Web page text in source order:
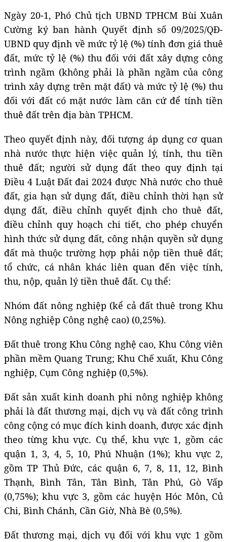
Ngày 20-1, Phó Chủ tịch UBND TPHCM Bùi Xuân
Cường ký ban hành Quyết định số 09/2025/QĐ-
UBND quy định về mức tỷ lệ (%) tính đơn giá thuê
đất, mức tỷ lệ (%) thu đối với đất xây dựng công
trình ngầm (không phải là phần ngầm của công
trình xây dựng trên mặt đất) và mức tỷ lệ (%) thu
đối với đất có mặt nước làm căn cứ để tính tiền
thuê đất trên địa bàn TPHCM.
Theo quyết định này, đối tượng áp dụng cơ quan
nhà nước thực hiện việc quản lý, tính, thu tiền
thuê đất; người sử dụng đất theo quy định tại
Điều 4 Luật Đất đai 2024 được Nhà nước cho thuê
đất, gia hạn sử dụng đất, điều chỉnh thời hạn sử
dụng đất, điều chỉnh quyết định cho thuê đất,
điều chỉnh quy hoạch chi tiết, cho phép chuyển
hình thức sử dụng đất, công nhận quyền sử dụng
đất mà thuộc trường hợp phải nộp tiền thuê đất;
tổ chức, cá nhân khác liên quan đến việc tính,
thu, nộp, quản lý tiền thuê đất. Cụ thể:
Nhóm đất nông nghiệp (kể cả đất thuê trong Khu
Nông nghiệp Công nghệ cao) (0,25%).
Đất thuê trong Khu Công nghệ cao, Khu Công viên
phần mềm Quang Trung; Khu Chế xuất, Khu Công
nghiệp, Cụm Công nghiệp (0,5%).
Đất sản xuất kinh doanh phi nông nghiệp không
phải là đất thương mại, dịch vụ và đất công trình
công cộng có mục đích kinh doanh, được xác định
theo từng khu vực. Cụ thể, khu vực 1, gồm các
quận 1, 3, 4, 5, 10, Phú Nhuận (1%); khu vực 2,
gồm TP Thủ Đức, các quận 6, 7, 8, 11, 12, Bình
Thạnh, Bình Tân, Tân Bình, Tân Phú, Gò Vấp
(0,75%); khu vực 3, gồm các huyện Hóc Môn, Củ
Chi, Bình Chánh, Cần Giờ, Nhà Bè (0,5%).
Đất thương mại, dịch vụ đối với khu vực 1 gồm